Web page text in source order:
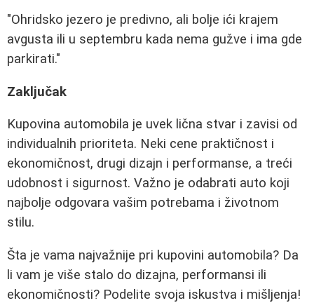
"Ohridsko jezero je predivno, ali bolje ići krajem
avgusta ili u septembru kada nema gužve i ima gde
parkirati."
Zaključak
Kupovina automobila je uvek lična stvar i zavisi od
individualnih prioriteta. Neki cene praktičnost i
ekonomičnost, drugi dizajn i performanse, a treći
udobnost i sigurnost. Važno je odabrati auto koji
najbolje odgovara vašim potrebama i životnom
stilu.
Šta je vama najvažnije pri kupovini automobila? Da
li vam je više stalo do dizajna, performansi ili
ekonomičnosti? Podelite svoja iskustva i mišljenja!